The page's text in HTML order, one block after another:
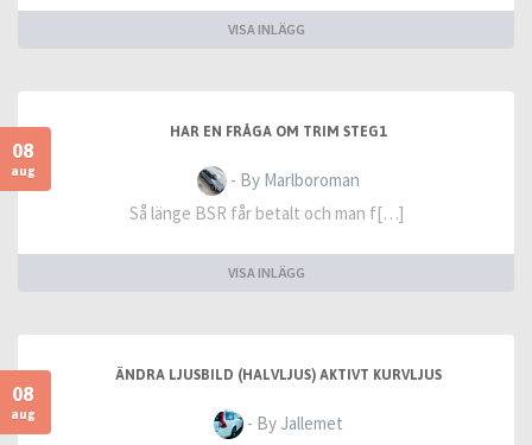
VISA INLÄGG
08
aug
HAR EN FRÅGA OM TRIM STEG1
- By Marlboroman
Så länge BSR får betalt och man f[…]
VISA INLÄGG
08
aug
ÄNDRA LJUSBILD (HALVLJUS) AKTIVT KURVLJUS
- By Jallemet